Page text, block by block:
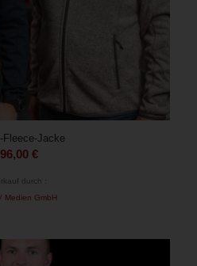
Fleece-Jacke
96,00 €
durch :
Medien GmbH